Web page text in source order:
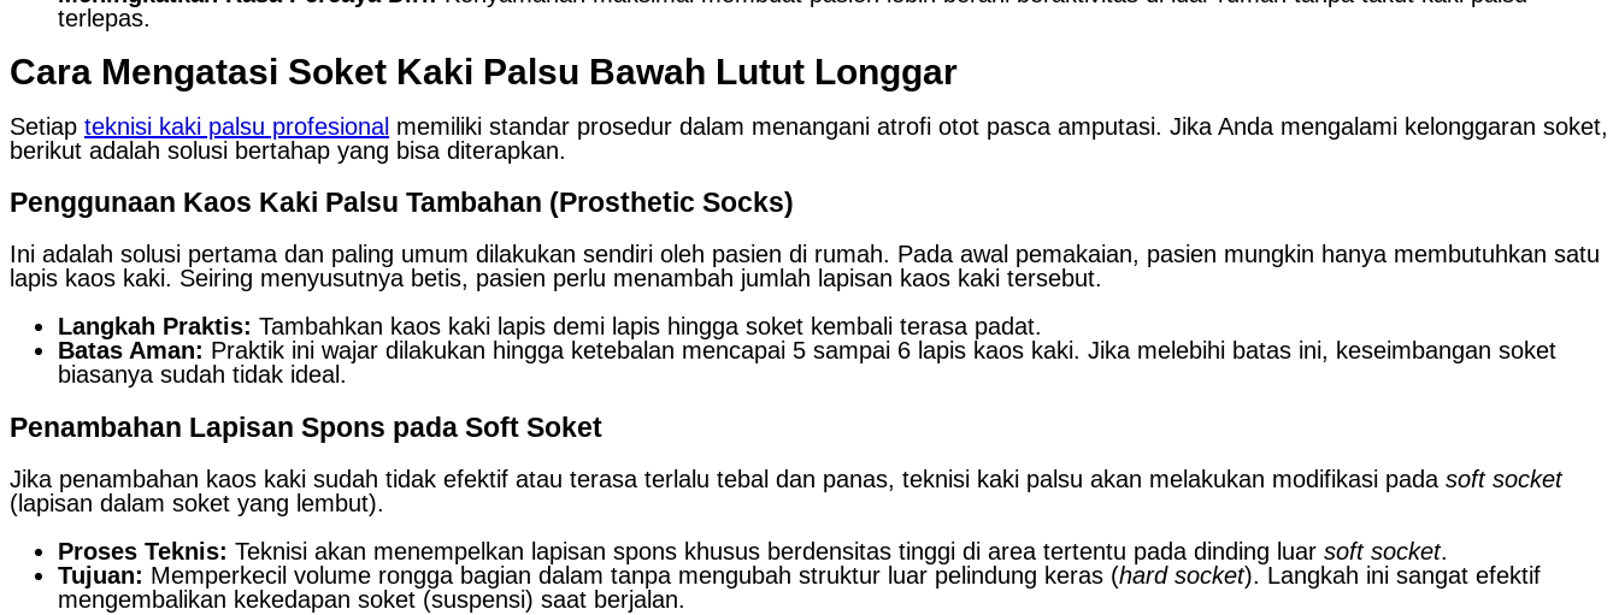
terlepas.
Cara Mengatasi Soket Kaki Palsu Bawah Lutut Longgar
Setiap teknisi kaki palsu profesional memiliki standar prosedur dalam menangani atrofi otot pasca amputasi. Jika Anda mengalami kelonggaran soket,
berikut adalah solusi bertahap yang bisa diterapkan.
Penggunaan Kaos Kaki Palsu Tambahan (Prosthetic Socks)
Ini adalah solusi pertama dan paling umum dilakukan sendiri oleh pasien di rumah. Pada awal pemakaian, pasien mungkin hanya membutuhkan satu
lapis kaos kaki. Seiring menyusutnya betis, pasien perlu menambah jumlah lapisan kaos kaki tersebut.
Langkah Praktis: Tambahkan kaos kaki lapis demi lapis hingga soket kembali terasa padat.
Batas Aman: Praktik ini wajar dilakukan hingga ketebalan mencapai 5 sampai 6 lapis kaos kaki. Jika melebihi batas ini, keseimbangan soket
biasanya sudah tidak ideal.
Penambahan Lapisan Spons pada Soft Soket
Jika penambahan kaos kaki sudah tidak efektif atau terasa terlalu tebal dan panas, teknisi kaki palsu akan melakukan modifikasi pada soft socket
(lapisan dalam soket yang lembut).
Proses Teknis: Teknisi akan menempelkan lapisan spons khusus berdensitas tinggi di area tertentu pada dinding luar soft socket.
Tujuan: Memperkecil volume rongga bagian dalam tanpa mengubah struktur luar pelindung keras (hard socket). Langkah ini sangat efektif
mengembalikan kekedapan soket (suspensi) saat berjalan.